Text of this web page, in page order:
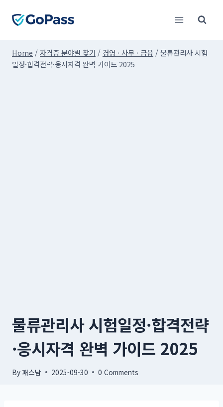
Home /자격증 분야별 찾기 / 경영 · 사무 · 금융 /물류관리사 시험
일정·합격전략·응시자격 완벽 가이드 2025
물류관리사 시험일정·합격전략
·응시자격 완벽 가이드 2025
By패스남 2025-09-30 0 Comments